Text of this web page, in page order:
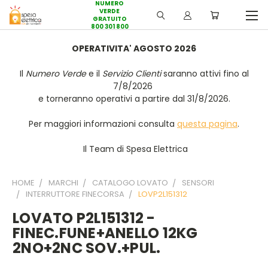
NUMERO
VERDE
GRATUITO
800 301 800
OPERATIVITA' AGOSTO 2026
Il Numero Verdee il Servizio Clientisaranno attivi fino al
7/8/2026
e torneranno operativi a partire dal 31/8/2026.
Per maggiori informazioni consulta questa pagina.
Il Team di Spesa Elettrica
HOME MARCHI CATALOGO LOVATO
SENSORI
INTERRUTTORE FINECORSA
LOVP2L151312
LOVATO P2L151312 -
FINEC.FUNE+ANELLO 12KG
2NO+2NC SOV.+PUL.